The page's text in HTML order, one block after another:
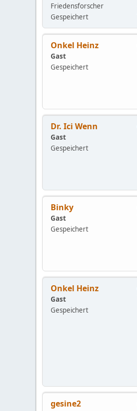
Friedensforscher
Gespeichert
Onkel Heinz
Gast
Gespeichert
Dr. Ici Wenn
Gast
Gespeichert
Binky
Gast
Gespeichert
Onkel Heinz
Gast
Gespeichert
gesine2